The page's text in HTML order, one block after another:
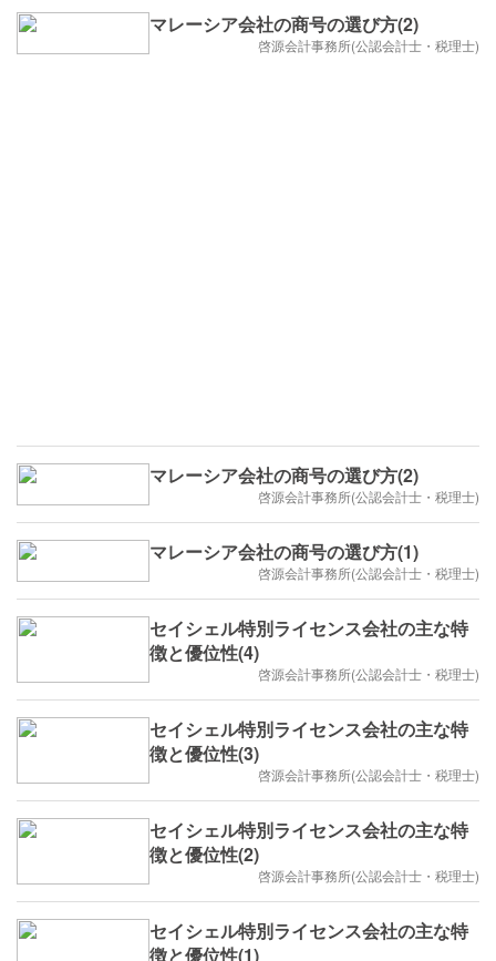
マレーシア会社の商号の選び方(2)
啓源会計事務所(公認会計士・税理士)
マレーシア会社の商号の選び方(2)
啓源会計事務所(公認会計士・税理士)
マレーシア会社の商号の選び方(1)
啓源会計事務所(公認会計士・税理士)
セイシェル特別ライセンス会社の主な特
徴と優位性(4)
啓源会計事務所(公認会計士・税理士)
セイシェル特別ライセンス会社の主な特
徴と優位性(3)
啓源会計事務所(公認会計士・税理士)
セイシェル特別ライセンス会社の主な特
徴と優位性(2)
啓源会計事務所(公認会計士・税理士)
セイシェル特別ライセンス会社の主な特
徴と優位性(1)